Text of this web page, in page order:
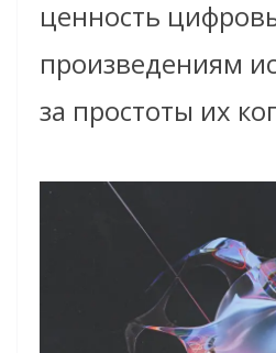
ценность
произведениям
за простоты их